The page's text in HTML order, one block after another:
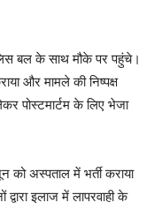
बल के साथ मौके पर पहुंचे।
और मामले की निष्पक्ष
पोस्टमार्टम के लिए भेजा
को अस्पताल में भर्ती कराया
इलाज में लापरवाही के